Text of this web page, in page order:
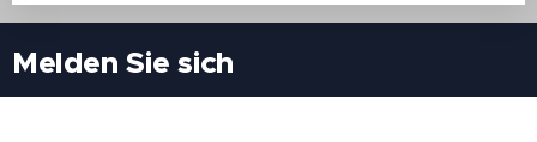
Melden Sie sich